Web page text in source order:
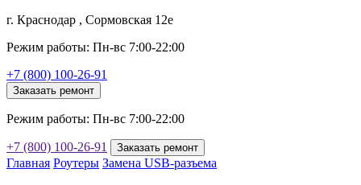
г. Краснодар , Сормовская 12е
Режим работы: Пн-вс 7:00-22:00
+7 (800) 100-26-91
Заказать ремонт
Режим работы: Пн-вс 7:00-22:00
+7 (800) 100-26-91 Заказать ремонт
Главная Роутеры Замена USB-разъема